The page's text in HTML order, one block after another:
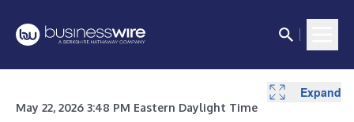
May 22, 2026 3:48 PM Eastern Daylight Time
Expand
Expand
Expand